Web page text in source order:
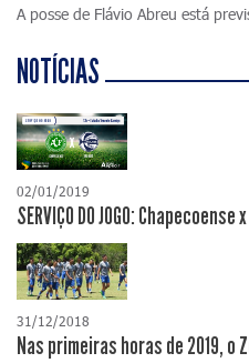
A posse de Flávio Abreu está
NOTÍCIAS
02/01/2019
SERVIÇO DO JOGO: Chapecoense
31/12/2018
Nas primeiras horas de 2019, o